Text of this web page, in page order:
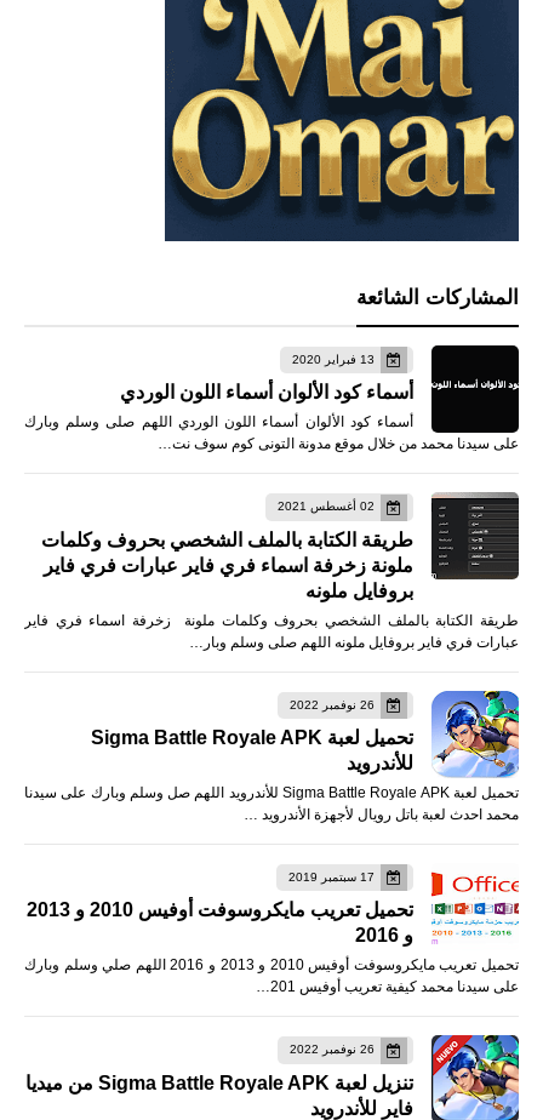
المشاركات الشائعة
13 فبراير 2020
أسماء كود الألوان أسماء اللون الوردي
أسماء كود الألوان أسماء اللون الوردي اللهم صلى وسلم وبارك
على سيدنا محمد من خلال موقع مدونة التونى كوم سوف نت…
02 أغسطس 2021
طريقة الكتابة بالملف الشخصي بحروف وكلمات
ملونة زخرفة اسماء فري فاير عبارات فري فاير
بروفايل ملونه
طريقة الكتابة بالملف الشخصي بحروف وكلمات ملونة زخرفة اسماء فري فاير
عبارات فري فاير بروفايل ملونه اللهم صلى وسلم وبار…
26 نوفمبر 2022
تحميل لعبة Sigma Battle Royale APK
للأندرويد
تحميل لعبة Sigma Battle Royale APK للأندرويد اللهم صل وسلم وبارك على سيدنا
محمد احدث لعبة باتل رويال لأجهزة الأندرويد …
17 سبتمبر 2019
تحميل تعريب مايكروسوفت أوفيس 2010 و 2013
و 2016
تحميل تعريب مايكروسوفت أوفيس 2010 و 2013 و 2016 اللهم صلي وسلم وبارك
على سيدنا محمد كيفية تعريب أوفيس 201…
26 نوفمبر 2022
تنزيل لعبة Sigma Battle Royale APK من ميديا
فاير للأندرويد